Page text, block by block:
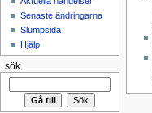
Senaste ändringarna
Slumpsida
Hjälp
sök